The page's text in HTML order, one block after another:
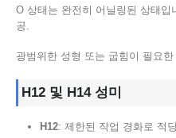
O 상태는 완전히 어닐링된 상태
공.
광범위한 성형 또는 굽힘이 필요
H12 및 H14 성미
H12: 제한된 작업 경화로 적